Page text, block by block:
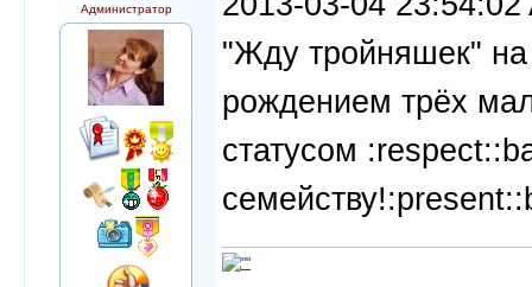
Администратор
"Жду тройняшек"
рождением трёх
статусом